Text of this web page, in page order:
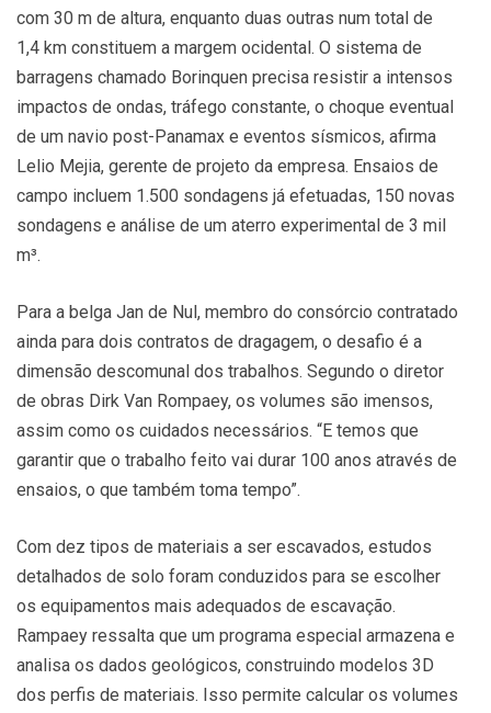
com 30 m de altura, enquanto duas outras num total de
1,4 km constituem a margem ocidental. O sistema de
barragens chamado Borinquen precisa resistir a intensos
impactos de ondas, tráfego constante, o choque eventual
de um navio post-Panamax e eventos sísmicos, afirma
Lelio Mejia, gerente de projeto da empresa. Ensaios de
campo incluem 1.500 sondagens já efetuadas, 150 novas
sondagens e análise de um aterro experimental de 3 mil
m³.
Para a belga Jan de Nul, membro do consórcio contratado
ainda para dois contratos de dragagem, o desafio é a
dimensão descomunal dos trabalhos. Segundo o diretor
de obras Dirk Van Rompaey, os volumes são imensos,
assim como os cuidados necessários. “E temos que
garantir que o trabalho feito vai durar 100 anos através de
ensaios, o que também toma tempo”.
Com dez tipos de materiais a ser escavados, estudos
detalhados de solo foram conduzidos para se escolher
os equipamentos mais adequados de escavação.
Rampaey ressalta que um programa especial armazena e
analisa os dados geológicos, construindo modelos 3D
dos perfis de materiais. Isso permite calcular os volumes